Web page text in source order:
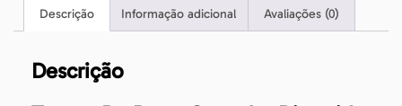
Descrição Informação adicional Avaliações (0)
Descrição